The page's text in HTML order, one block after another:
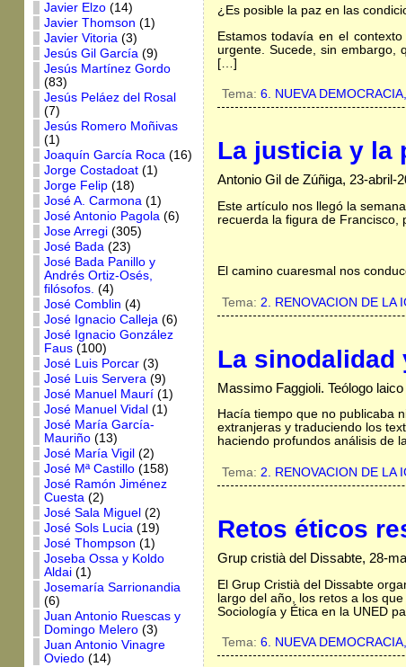
Javier Elzo(14)
Javier Thomson (1)
Javier Vitoria(3)
Jesús Gil García(9)
Jesús Martínez Gordo
(83)
Jesús Peláez del Rosal
(7)
Jesús Romero Moñivas
(1)
Joaquín García Roca(16)
Jorge Costadoat(1)
Jorge Felip(18)
José A. Carmona(1)
José Antonio Pagola(6)
Jose Arregi(305)
José Bada(23)
José Bada Panillo y
Andrés Ortiz-Osés,
filósofos. (4)
José Comblin (4)
José Ignacio Calleja(6)
José Ignacio González
Faus(100)
José Luis Porcar(3)
José Luis Servera(9)
José Manuel Maurí(1)
José Manuel Vidal (1)
José María García-
Mauriño(13)
José María Vigil (2)
José Mª Castillo(158)
José Ramón Jiménez
Cuesta(2)
José Sala Miguel (2)
José Sols Lucia(19)
José Thompson (1)
Joseba Ossa y Koldo
Aldai(1)
Josemaría Sarrionandia
(6)
Juan Antonio Ruescas y
Domingo Melero(3)
Juan Antonio Vinagre
Oviedo(14)
¿Es posible la paz en las
Estamos todavía en el
urgente. Sucede, sin embargo,
[…]
Tema: 6. NUEVA DEMOCRACIA,
La justicia y la
Antonio Gil de Zúñiga, 23-abril-
Este artículo nos llegó la
recuerda la figura de Francisco,
El camino cuaresmal nos
Tema: 2. RENOVACION DE LA
La sinodalidad
Massimo Faggioli. Teólogo
Hacía tiempo que no publicaba
extranjeras y traduciendo los
haciendo profundos análisis de
Tema: 2. RENOVACION DE LA
Retos éticos
Grup cristià del Dissabte, 28-
El Grup Cristià del Dissabte
largo del año, los retos a los
Sociología y Ética en la UNED
Tema: 6. NUEVA DEMOCRACIA,